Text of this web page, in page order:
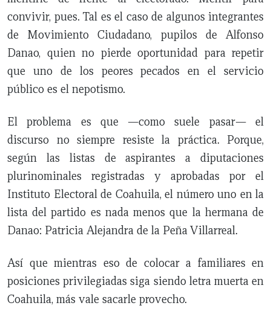
convivir, pues. Tal es el caso de algunos integrantes
de Movimiento Ciudadano, pupilos de Alfonso
Danao, quien no pierde oportunidad para repetir
que uno de los peores pecados en el servicio
público es el nepotismo.
El problema es que —como suele pasar— el
discurso no siempre resiste la práctica. Porque,
según las listas de aspirantes a diputaciones
plurinominales registradas y aprobadas por el
Instituto Electoral de Coahuila, el número uno en la
lista del partido es nada menos que la hermana de
Danao: Patricia Alejandra de la Peña Villarreal.
Así que mientras eso de colocar a familiares en
posiciones privilegiadas siga siendo letra muerta en
Coahuila, más vale sacarle provecho.